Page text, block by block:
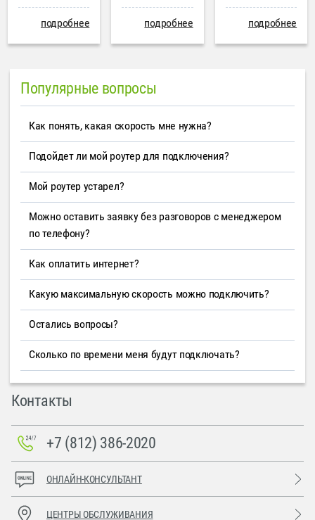
подробнее подробнее подробнее
Популярные вопросы
Как понять, какая скорость мне нужна?
Подойдет ли мой роутер для подключения?
Мой роутер устарел?
Можно оставить заявку без разговоров с менеджером
по телефону?
Как оплатить интернет?
Какую максимальную скорость можно подключить?
Остались вопросы?
Сколько по времени меня будут подключать?
Контакты
+7 (812) 386-2020
ОНЛАЙН-КОНСУЛЬТАНТ
ЦЕНТРЫ ОБСЛУЖИВАНИЯ